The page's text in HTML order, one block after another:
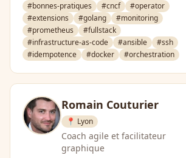
#bonnes-pratiques
#cncf
#operator
#extensions
#golang
#monitoring
#prometheus
#fullstack
#infrastructure-as-code
#ansible
#ssh
#idempotence
#docker #orchestration
Romain Couturier
📍 Lyon
Coach agile et facilitateur
graphique